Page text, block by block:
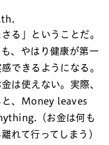
る」ということだ。
、やはり健康が第一
できるようになる。
は使えない。実際、
と、Money leaves
（お金は何も
れて行ってしまう）